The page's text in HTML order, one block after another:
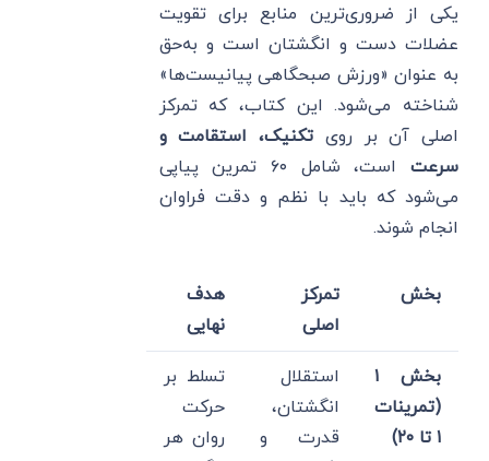
یکی از ضروری‌ترین منابع برای تقویت
عضلات دست و انگشتان است و به‌حق
به عنوان «ورزش صبحگاهی پیانیست‌ها»
شناخته می‌شود. این کتاب، که تمرکز
اصلی آن بر روی تکنیک، استقامت و
سرعت
است، شامل ۶۰ تمرین پیاپی
می‌شود که باید با نظم و دقت فراوان
انجام شوند.
بخش
تمرکز
اصلی
هدف
نهایی
بخش ۱
(تمرینات
۱ تا ۲۰)
استقلال
انگشتان،
قدرت و
تسلط بر
حرکت
روان هر